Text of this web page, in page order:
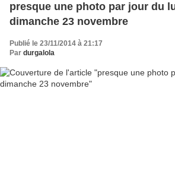
presque une photo par jour du
dimanche 23 novembre
Publié le 23/11/2014 à 21:17
Par durgalola